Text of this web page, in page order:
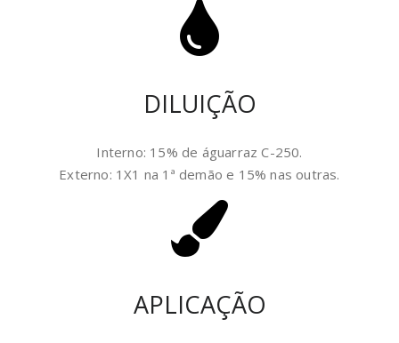
DILUIÇÃO
Interno: 15% de águarraz C-250.
Externo: 1X1 na 1ª demão e 15% nas outras.
APLICAÇÃO